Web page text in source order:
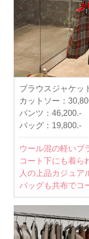
ブラウスジャケッ
カットソー：
パンツ： 46,200.-
バッグ： 19,800.-
ウール混の軽いブ
コート下にも着ら
人の上品カジュア
バッグも共布でコ